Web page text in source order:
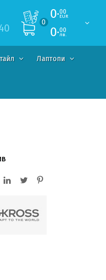
0
0·00
EUR
0·00
лв.
Лаптопи